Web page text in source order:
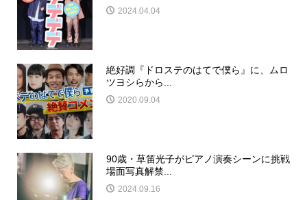
2024.04.04
絶好調『ドロステのはてで僕ら』に、ムロ
ツヨシらから...
2020.09.04
90歳・草笛光子がピアノ演奏シーンに挑戦
場面写真解禁...
2024.09.16